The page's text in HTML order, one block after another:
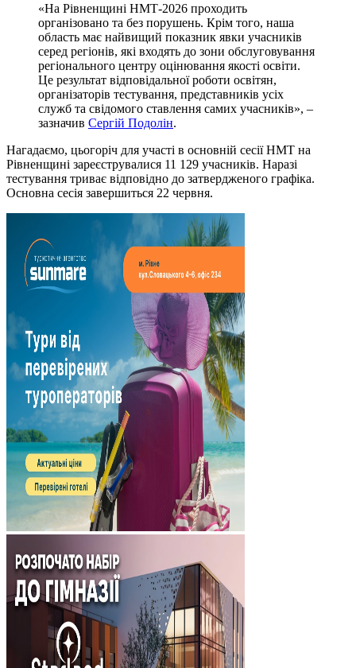
«На Рівненщині НМТ-2026 проходить
організовано та без порушень. Крім того, наша
область має найвищий показник явки учасників
серед регіонів, які входять до зони обслуговування
регіонального центру оцінювання якості освіти.
Це результат відповідальної роботи освітян,
організаторів тестування, представників усіх
служб та свідомого ставлення самих учасників», –
зазначив Сергій Подолін.
Нагадаємо, цьогоріч для участі в основній сесії НМТ на
Рівненщині зареєструвалися 11 129 учасників. Наразі
тестування триває відповідно до затвердженого графіка.
Основна сесія завершиться 22 червня.